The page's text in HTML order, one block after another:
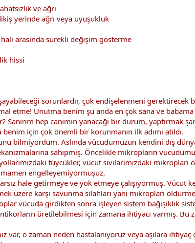
ve ağrı
yerinde ağrı veya uyuşukluk
arasında sürekli değişim gösterme
hissi
sorunlardır, çok endişelenmeni
etme! Unutma benim şu anda en çok sana ve
Sanırım hep canımın yanacağı bir durum, yaptırmak
için çok önemli bir korunmanın ilk adımı atıldı.
bilmiyordum. Aslında vücudumuzun kendini dış
sahipmiş. Öncelikle mikropların
tüycükler, vücut sıvılarımızdaki
engelleyemiyormuşuz.
hale getirmeye ve yok etmeye çalışıyormuş. Vücut
üzere karşı savunma silahları yani mikropları
vücuda girdikten sonra işleyen sistem bağışıklık
üretilebilmesi için zamana ihtiyacı varmış.
var, o zaman neden hastalanıyoruz veya aşılara ihtiyaç